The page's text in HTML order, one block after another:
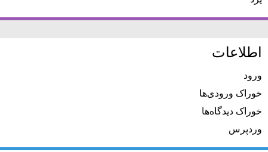
اطلاعات
ورود
خوراک ورودی‌ها
خوراک دیدگاه‌ها
وردپرس